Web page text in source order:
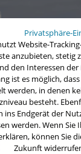
Privatsphäre-
Website-
anzubieten, stetig
den Interessen
ist es möglich,
werden, in denen
besteht.
Endgerät der
werden. Wenn Sie
können Sie
Zukunft